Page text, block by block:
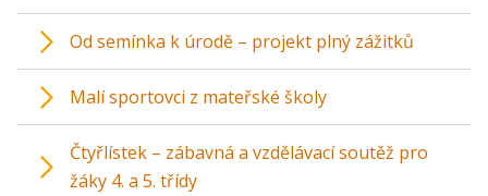
Od semínka k úrodě – projekt plný zážitků
Malí sportovci z mateřské školy
Čtyřlístek – zábavná a vzdělávací soutěž pro
žáky 4. a 5. třídy